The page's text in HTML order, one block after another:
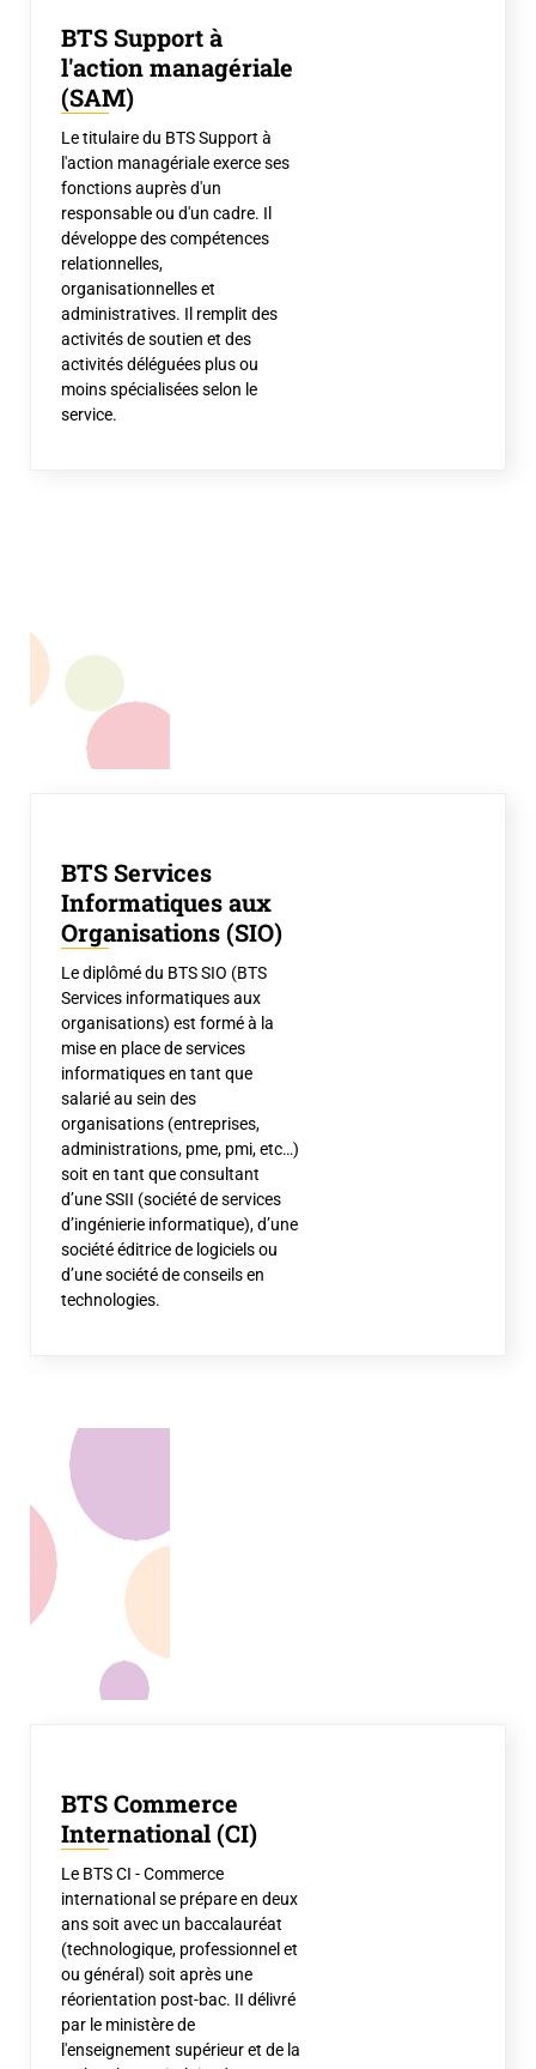
BTS Support à
l'action managériale
(SAM)
Le titulaire du BTS Support à
l'action managériale exerce ses
fonctions auprès d'un
responsable ou d'un cadre. Il
développe des compétences
relationnelles,
organisationnelles et
administratives. Il remplit des
activités de soutien et des
activités déléguées plus ou
moins spécialisées selon le
service.
BTS Services
Informatiques aux
Organisations (SIO)
Le diplômé du BTS SIO (BTS
Services informatiques aux
organisations) est formé à la
mise en place de services
informatiques en tant que
salarié au sein des
organisations (entreprises,
administrations, pme, pmi, etc…)
soit en tant que consultant
d’une SSII (société de services
d’ingénierie informatique), d’une
société éditrice de logiciels ou
d’une société de conseils en
technologies.
BTS Commerce
International (CI)
Le BTS CI - Commerce
international se prépare en deux
ans soit avec un baccalauréat
(technologique, professionnel et
ou général) soit après une
réorientation post-bac. II délivré
par le ministère de
l'enseignement supérieur et de la